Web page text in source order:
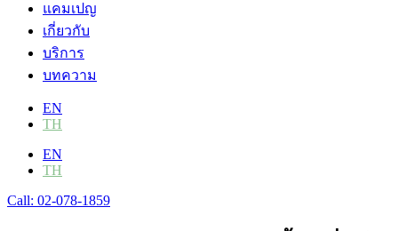
แคมเปญ
เกี่ยวกับ
บริการ
บทความ
EN
TH
EN
TH
Call: 02-078-1859